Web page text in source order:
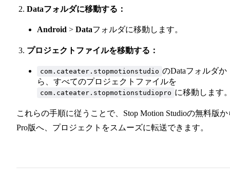
Dataフォルダに移動する：
Android > Dataフォルダに移動します。
プロジェクトファイルを移動する：
com.cateater.stopmotionstudio のDataフォルダか
ら、すべてのプロジェクトファイルを
com.cateater.stopmotionstudiopro に移動します
これらの手順に従うことで、Stop Motion Studioの無料版か
Pro版へ、プロジェクトをスムーズに転送できます。